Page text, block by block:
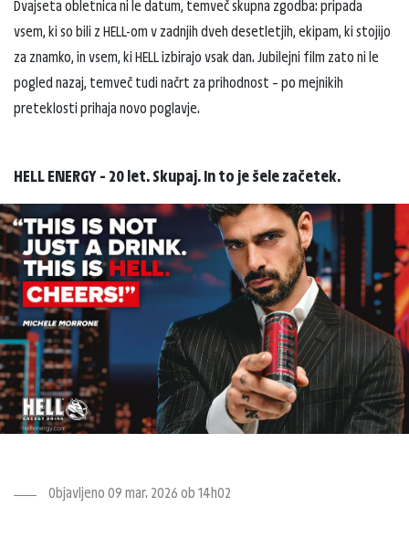
Dvajseta obletnica ni le datum, temveč skupna zgodba: pripada
vsem, ki so bili z HELL-om v zadnjih dveh desetletjih, ekipam, ki stojijo
za znamko, in vsem, ki HELL izbirajo vsak dan. Jubilejni film zato ni le
pogled nazaj, temveč tudi načrt za prihodnost – po mejnikih
preteklosti prihaja novo poglavje.
HELL ENERGY – 20 let. Skupaj. In to je šele začetek.
Objavljeno 09 mar. 2026 ob 14h02